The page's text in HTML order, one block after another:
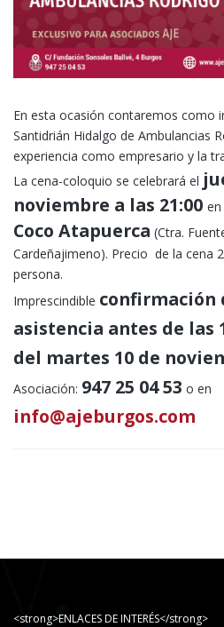
En esta ocasión contaremos como
Santidrián Hidalgo de Ambulancias
experiencia como empresario y la
La cena-coloquio se celebrará el
noviembre a las 21:00 en
Coco Atapuerca (Ctra.
Cardeñajimeno). Precio de la cena
persona.
Imprescindible confirmación
asistencia antes de las
del martes 10 de
Asociación: 947 25 04 53 o en
info@ajeburgos.com
<strong>ENLACES DE INTERÉS</strong>